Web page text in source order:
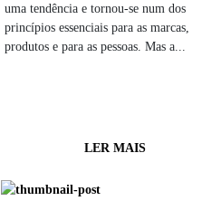
uma tendência e tornou-se num dos
princípios essenciais para as marcas,
produtos e para as pessoas. Mas a...
LER MAIS